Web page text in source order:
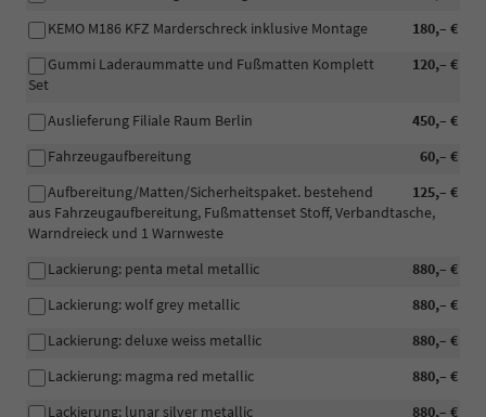
180,– €
KEMO M186 KFZ Marderschreck inklusive Montage
120,– €
Gummi Laderaummatte und Fußmatten Komplett
Set
450,– €
Auslieferung Filiale Raum Berlin
60,– €
Fahrzeugaufbereitung
125,– €
Aufbereitung/Matten/Sicherheitspaket. bestehend
aus Fahrzeugaufbereitung, Fußmattenset Stoff, Verbandtasche,
Warndreieck und 1 Warnweste
880,– €
Lackierung: penta metal metallic
880,– €
Lackierung: wolf grey metallic
880,– €
Lackierung: deluxe weiss metallic
880,– €
Lackierung: magma red metallic
880,– €
Lackierung: lunar silver metallic